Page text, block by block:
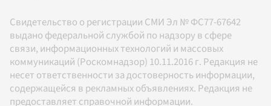
Свидетельство о регистрации СМИ Эл № ФС77-67642
выдано федеральной службой по надзору в сфере
связи, информационных технологий и массовых
коммуникаций (Роскомнадзор) 10.11.2016 г. Редакция не
несет ответственности за достоверность информации,
содержащейся в рекламных объявлениях. Редакция не
предоставляет справочной информации.